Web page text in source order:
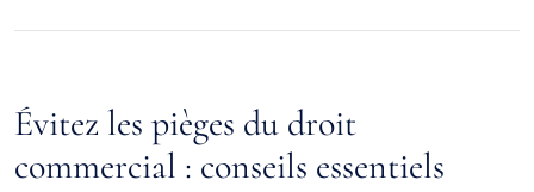
Évitez les pièges du droit
commercial : conseils essentiels